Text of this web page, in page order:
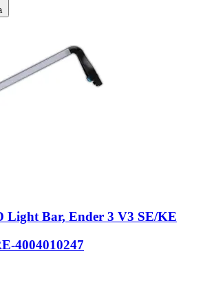
Light Bar, Ender 3 V3 SE/KE
4004010247